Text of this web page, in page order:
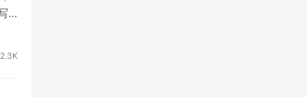
2.3K